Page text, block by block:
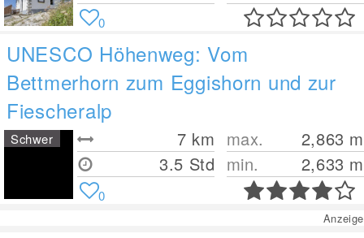
0
UNESCO Höhenweg: Vom
Bettmerhorn zum Eggishorn und zur
Fiescheralp
7 km
3.5 Std
max. 2,863 m
min.
2,633 m
Schwer
0
Anzeige